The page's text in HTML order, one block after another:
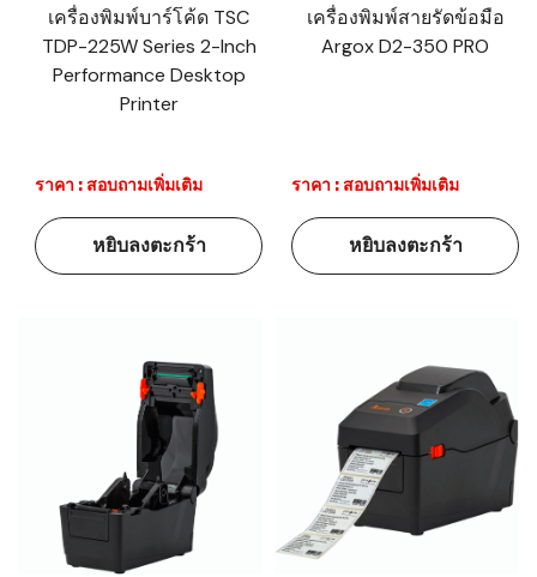
เครื่องพิมพ์บาร์โค้ด TSC
TDP-225W Series 2-Inch
Performance Desktop
Printer
ราคา : สอบถามเพิ่มเติม
หยิบลงตะกร้า
เครื่องพิมพ์สายรัดข้อมือ
Argox D2-350 PRO
ราคา : สอบถามเพิ่มเติม
หยิบลงตะกร้า